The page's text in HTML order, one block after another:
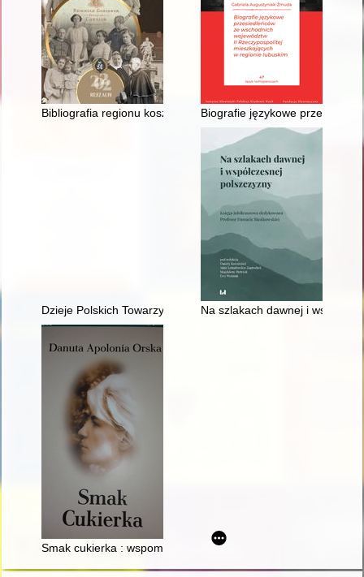
Bibliografia regionu koszalińskiego w wyborze : (1 stycznia
Biografie językowe
Dzieje Polskich Towarzystw NaukowychNa szlakach dawnej i
Smak cukierka : wspomnienia z dzieciństwa, obecnie już